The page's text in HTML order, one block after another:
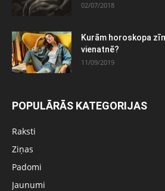
02/07/2018
Kurām horoskopa
vienatnē?
11/09/2019
POPULĀRĀS KATEGORIJAS
Raksti
Ziņas
Padomi
Jaunumi